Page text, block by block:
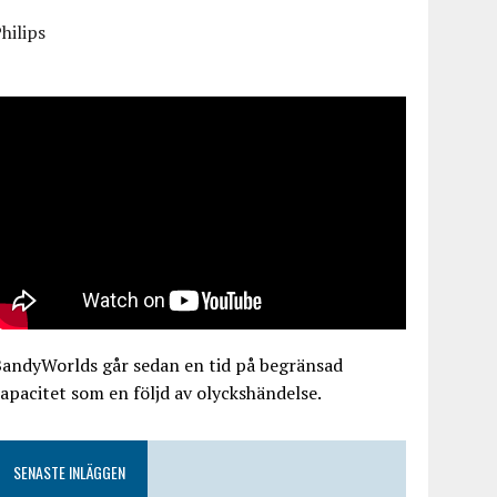
går sedan en tid på begränsad
som en följd av olyckshändelse.
SENASTE INLÄGGEN